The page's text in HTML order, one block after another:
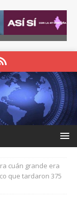
cuán grande era
que tardaron 375